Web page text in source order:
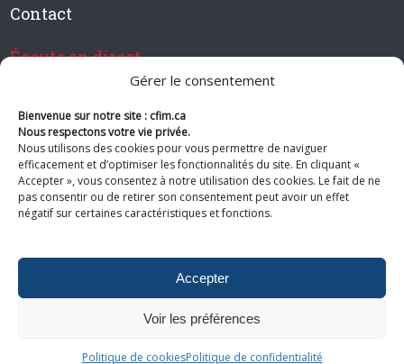
Gérer le consentement
Bienvenue sur notre site : cfim.ca
Nous respectons votre vie privée.
Nous utilisons des cookies pour vous permettre de naviguer
efficacement et d’optimiser les fonctionnalités du site. En cliquant «
Accepter », vous consentez à notre utilisation des cookies. Le fait de ne
pas consentir ou de retirer son consentement peut avoir un effet
négatif sur certaines caractéristiques et fonctions.
Accepter
Voir les préférences
Politique de cookiesPolitique de confidentialité
Contact
Écoute en direct
Devenir membre de CFIM
Suivez-nous
confidentialité|Plan du site